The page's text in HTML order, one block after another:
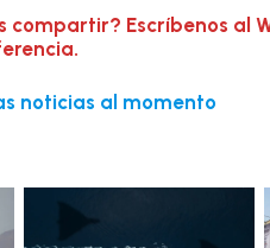
Escríbenos al
noticias al momento